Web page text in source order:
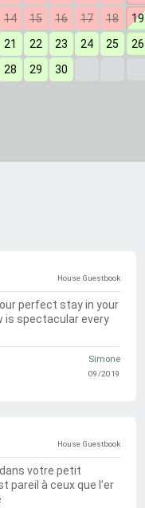
14
15 16 17 18
19
21
22 23 24 25
26
28
29 30
perfect stay in your
is spectacular every
Simone
09/2019
votre petit
pareil à ceux que l’er